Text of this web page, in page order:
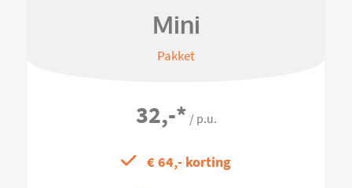
Mini
Pakket
32,-* / p.u.
€ 64,- korting